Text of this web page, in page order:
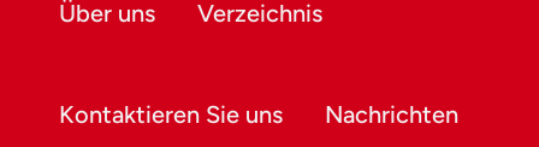
Über uns Verzeichnis
Kontaktieren Sie uns Nachrichten